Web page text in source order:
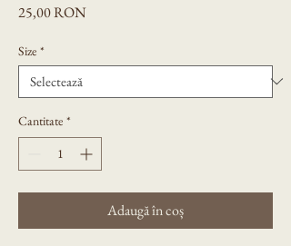
25,00 RONPreț
Size *
Cantitate *
Adaugă în coș